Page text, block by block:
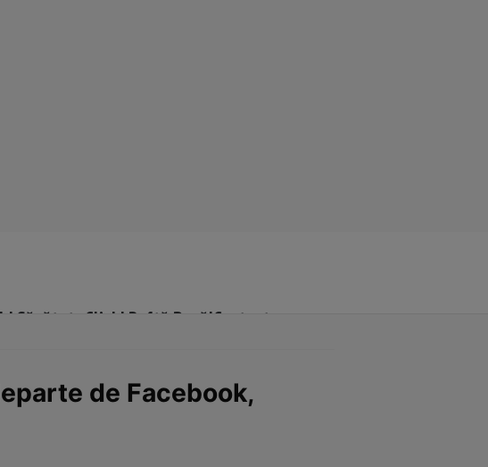
Sănătate Click! Poftă Bună!Contact
de Facebook,